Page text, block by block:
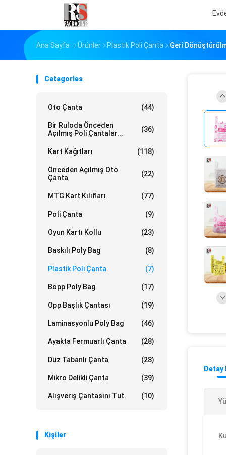
Ana Sayfa Ürünler Plastik Poli Çanta Geri
Catagories
Oto Çanta (44)
Bir Ruloda Önceden
Açılmış Poli Çantalar...
(36)
Kart Kağıtları (118)
Önceden Açılmış Oto
Çanta
(22)
MTG Kart Kılıfları (77)
Poli Çanta (9)
Oyun Kartı Kollu (23)
Baskılı Poly Bag (8)
Plastik Poli Çanta (7)
Bopp Poly Bag (17)
Opp Başlık Çantası (19)
Laminasyonlu Poly Bag (46)
Ayakta Fermuarlı Çanta (28)
Düz Tabanlı Çanta (28)
Mikro Delikli Çanta (39)
Alışveriş Çantasını Tut. (10)
Kişiler
Detay